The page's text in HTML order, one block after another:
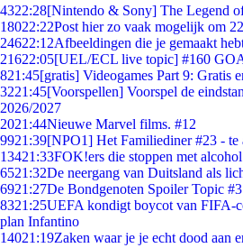
4322:28[Nintendo & Sony] The Legend
18022:22Post hier zo vaak mogelijk om
24622:12Afbeeldingen die je gemaakt
21622:05[UEL/ECL live topic] #160
821:45[gratis] Videogames Part 9: Gratis
3221:45[Voorspellen] Voorspel de
2026/2027
2021:44Nieuwe Marvel films. #12
9921:39[NPO1] Het Familiediner #23 - te
13421:33FOK!ers die stoppen met
6521:32De neergang van Duitsland als
6921:27De Bondgenoten Spoiler Topic #3
8321:25UEFA kondigt boycot van FIFA-
plan Infantino
14021:19Zaken waar je je echt dood aan